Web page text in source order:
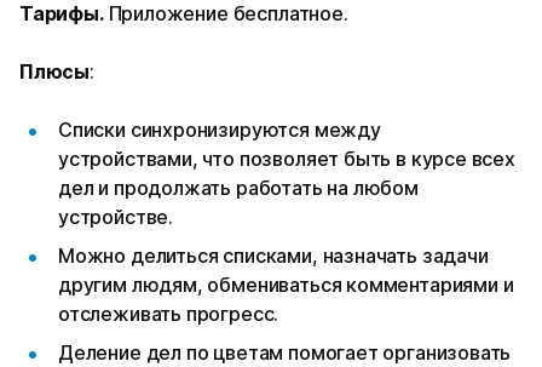
Тарифы.Приложение бесплатное.
Плюсы:
Списки синхронизируются между
устройствами, что позволяет быть в курсе всех
дел и продолжать работать на любом
устройстве.
Можно делиться списками, назначать задачи
другим людям, обмениваться комментариями и
отслеживать прогресс.
Деление дел по цветам помогает организовать